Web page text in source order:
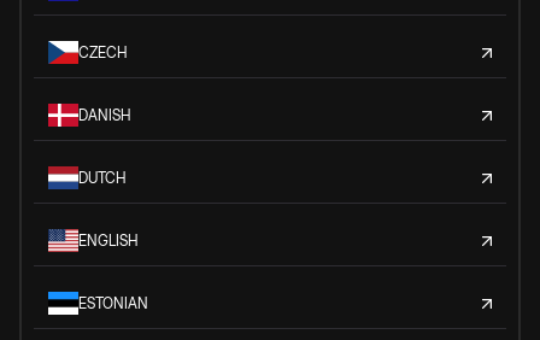
CZECH
DANISH
DUTCH
ENGLISH
ESTONIAN